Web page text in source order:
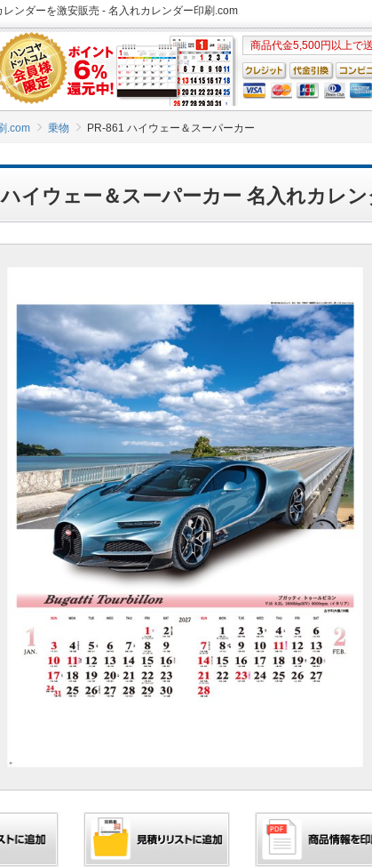
ンダーを激安販売 - 名入れカレンダー印刷.com
商品代金5,500円以上で
.com 乗物 PR-861 ハイウェー＆スーパーカー
イウェー＆スーパーカー 名入れカレン